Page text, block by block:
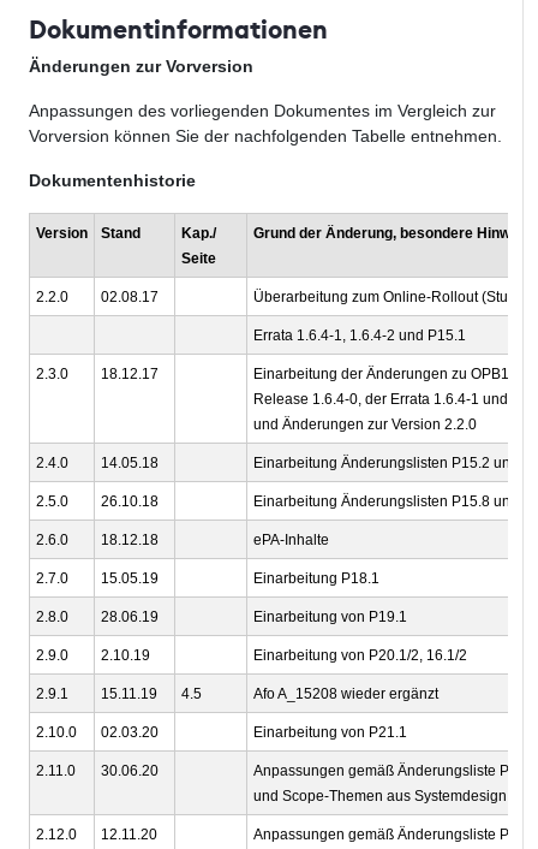
Dokumentinformationen
Änderungen zur Vorversion
Anpassungen des vorliegenden Dokumentes im Vergleich zur
Vorversion können Sie der nachfolgenden Tabelle entnehmen.
Dokumentenhistorie
Version Stand
Kap./
Seite
Grund der Änderung, besondere Hinweise
2.2.0 02.08.17 Überarbeitung zum Online-Rollout (Stufe
Errata 1.6.4-1, 1.6.4-2 und P15.1
2.3.0 18.12.17
Einarbeitung der Änderungen zu OPB1
Release 1.6.4-0, der Errata 1.6.4-1 und
und Änderungen zur Version 2.2.0
2.4.0 14.05.18 Einarbeitung Änderungslisten P15.2 und
2.5.0 26.10.18 Einarbeitung Änderungslisten P15.8 und
2.6.0 18.12.18 ePA-Inhalte
2.7.0 15.05.19 Einarbeitung P18.1
2.8.0 28.06.19 Einarbeitung von P19.1
2.9.0 2.10.19 Einarbeitung von P20.1/2, 16.1/2
2.9.1 15.11.19 4.5 Afo A_15208 wieder ergänzt
2.10.0 02.03.20 Einarbeitung von P21.1
2.11.0 30.06.20
Anpassungen gemäß Änderungsliste P22.1
und Scope-Themen aus Systemdesign
2.12.0 12.11.20
Anpassungen gemäß Änderungsliste P22.2